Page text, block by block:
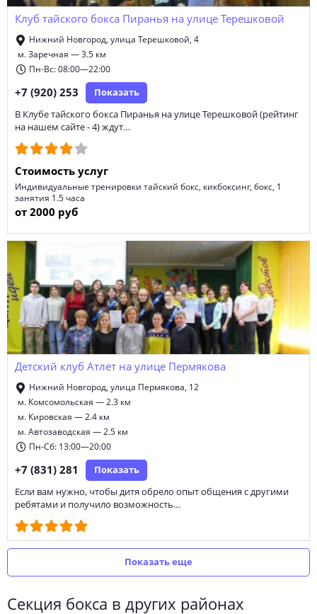
Клуб тайского бокса Пиранья на улице Терешковой
Нижний Новгород, улица Терешковой, 4
м. Заречная — 3.5 км
Пн-Вс: 08:00—22:00
+7 (920) 253 Показать
В Клубе тайского бокса Пиранья на улице Терешковой (рейтинг
на нашем сайте - 4) ждут…
Стоимость услуг
Индивидуальные тренировки тайский бокс, кикбоксинг, бокс, 1
занятия 1.5 часа
от 2000 руб
Детский клуб Атлет на улице Пермякова
Нижний Новгород, улица Пермякова, 12
м. Комсомольская — 2.3 км
м. Кировская — 2.4 км
м. Автозаводская — 2.5 км
Пн-Сб: 13:00—20:00
+7 (831) 281 Показать
Если вам нужно, чтобы дитя обрело опыт общения с другими
ребятами и получило возможность…
Показать еще
секция бокса в других районах